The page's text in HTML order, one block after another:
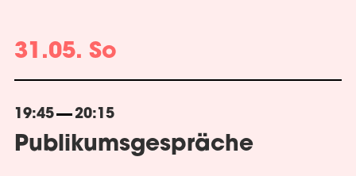
31.05. So
19:45 20:15
Publikumsgespräche